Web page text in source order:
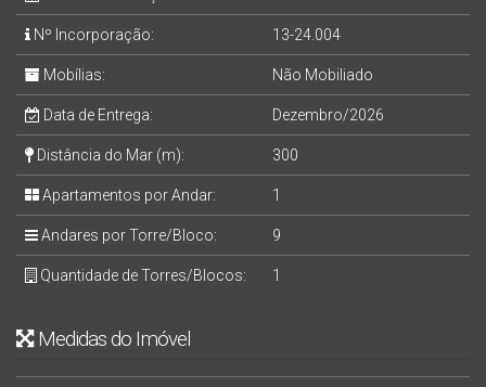
Nº Incorporação: 13-24.004
Mobílias: Não Mobiliado
Data de Entrega: Dezembro/2026
Distância do Mar (m): 300
Apartamentos por Andar: 1
Andares por Torre/Bloco: 9
Quantidade de Torres/Blocos: 1
Medidas do Imóvel